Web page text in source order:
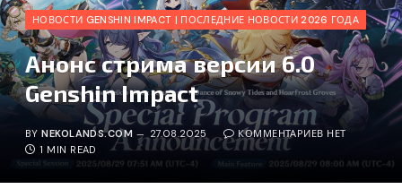
НОВОСТИ GENSHIN IMPACT | ПОСЛЕДНИЕ НОВОСТИ 2026 ГОДА
Анонс стрима версии 6.0
Genshin Impact
BY NEKOLANDS.COM 27.08.2025
КОММЕНТАРИЕВ НЕТ
1 MIN READ